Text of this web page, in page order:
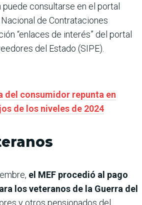
consultarse en el portal
de Contrataciones
“enlaces de interés” del portal
del Estado (SIPE).
del consumidor repunta en
de los niveles de 2024
el MEF procedió al pago
los veteranos de la Guerra del
y otros pensionados del